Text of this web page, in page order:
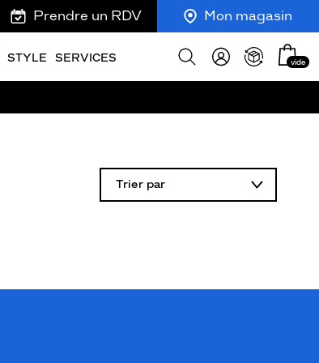
Prendre un RDV Mon magasin
STYLE SERVICES
Afficher
Mon
panier
vide
Trier par